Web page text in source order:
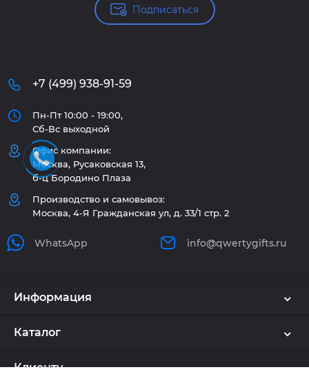
Подписаться
+7 (499) 938-91-59
Пн-Пт 10:00 - 19:00,
Сб-Вс выходной
Офис компании:
Москва, Русаковская 13,
б-ц Бородино Плаза
Производство и самовывоз:
Москва, 4-Я Гражданская ул, д. 33/1 стр. 2
WhatsApp info@qwertygifts.ru
Информация
Каталог
Клиенту